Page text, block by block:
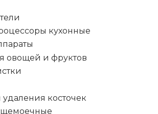
кухонные
овощей и фруктов
косточек